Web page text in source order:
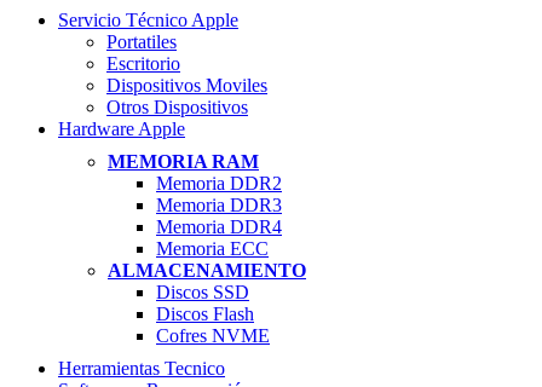
Servicio Técnico Apple
Portatiles
Escritorio
Dispositivos Moviles
Otros Dispositivos
Hardware Apple
MEMORIA RAM
Memoria DDR2
Memoria DDR3
Memoria DDR4
Memoria ECC
ALMACENAMIENTO
Discos SSD
Discos Flash
Cofres NVME
Herramientas Tecnico